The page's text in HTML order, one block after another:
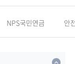
NPS국민연금 안